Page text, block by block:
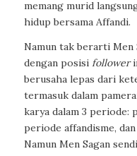
memang murid
hidup bersama Affandi.
Namun tak berarti Men
dengan posisi follower
berusaha lepas dari
termasuk dalam
karya dalam 3 periode:
periode affandisme,
Namun Men Sagan